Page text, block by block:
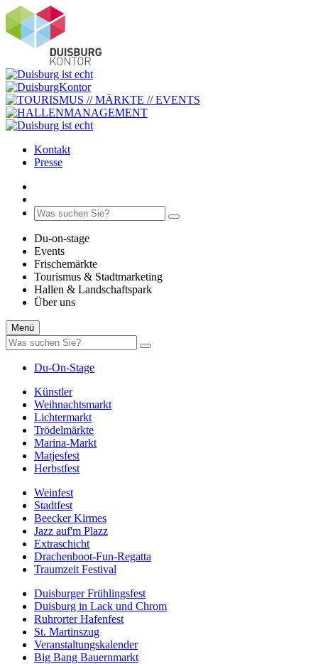
Kontakt
Presse
Du-on-stage
Events
Frischemärkte
Tourismus & Stadtmarketing
Hallen & Landschaftspark
Über uns
Menü
Du-On-Stage
Künstler
Weihnachtsmarkt
Lichtermarkt
Trödelmärkte
Marina-Markt
Matjesfest
Herbstfest
Weinfest
Stadtfest
Beecker Kirmes
Jazz auf'm Plazz
Extraschicht
Drachenboot-Fun-Regatta
Traumzeit Festival
Duisburger Frühlingsfest
Duisburg in Lack und Chrom
Ruhrorter Hafenfest
St. Martinszug
Veranstaltungskalender
Big Bang Bauernmarkt